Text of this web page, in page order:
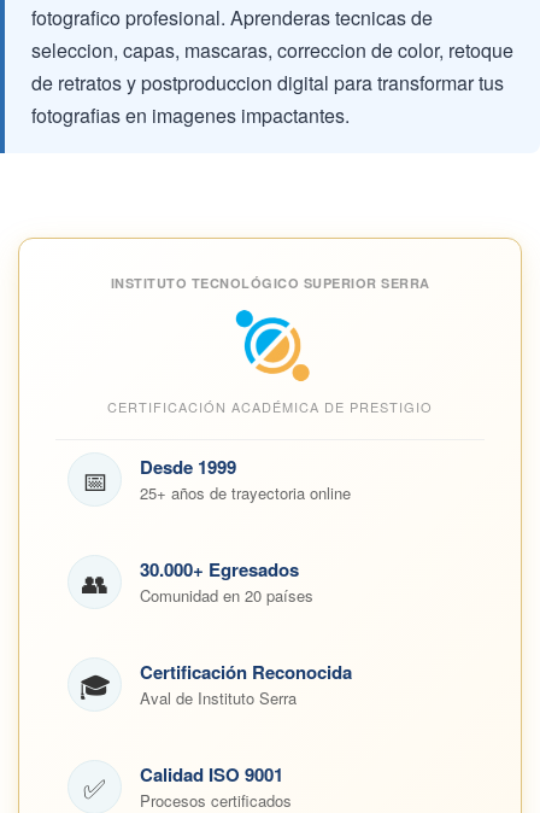
fotografico profesional. Aprenderas tecnicas de
seleccion, capas, mascaras, correccion de color, retoque
de retratos y postproduccion digital para transformar tus
fotografias en imagenes impactantes.
INSTITUTO TECNOLÓGICO SUPERIOR SERRA
CERTIFICACIÓN ACADÉMICA DE PRESTIGIO
📅 Desde 1999
25+ años de trayectoria online
👥 30.000+ Egresados
Comunidad en 20 países
🎓 Certificación Reconocida
Aval de Instituto Serra
✅ Calidad ISO 9001
Procesos certificados